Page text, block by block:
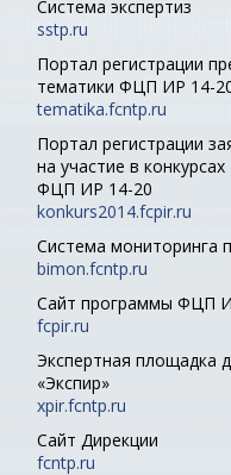
Система экспертиз
sstp.ru
Портал регистрации
тематики ФЦП ИР 14-
tematika.fcntp.ru
Портал регистрации
на участие в конкурсах
ФЦП ИР 14-20
konkurs2014.fcpir.ru
Система мониторинга
bimon.fcntp.ru
Сайт программы ФЦП
fcpir.ru
Экспертная площадка
«Экспир»
xpir.fcntp.ru
Сайт Дирекции
fcntp.ru